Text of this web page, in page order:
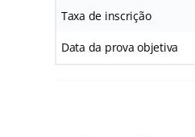
Taxa de inscrição
Data da prova objetiva